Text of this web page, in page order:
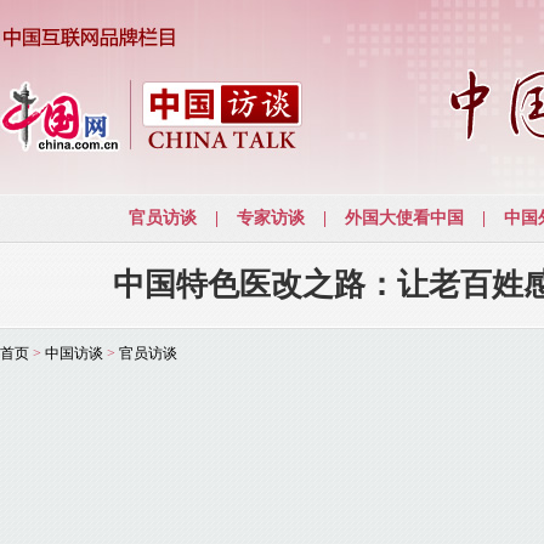
中国特色医改之路：让老百姓
首页 > 中国访谈 > 官员访谈